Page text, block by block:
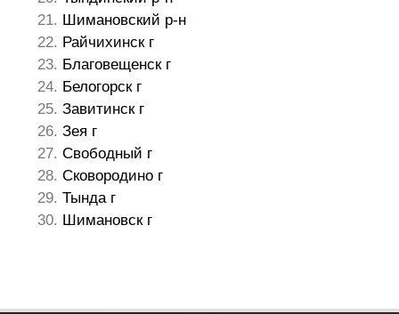
Шимановский р-н
Райчихинск г
Благовещенск г
Белогорск г
Завитинск г
Зея г
Свободный г
Сковородино г
Тында г
Шимановск г